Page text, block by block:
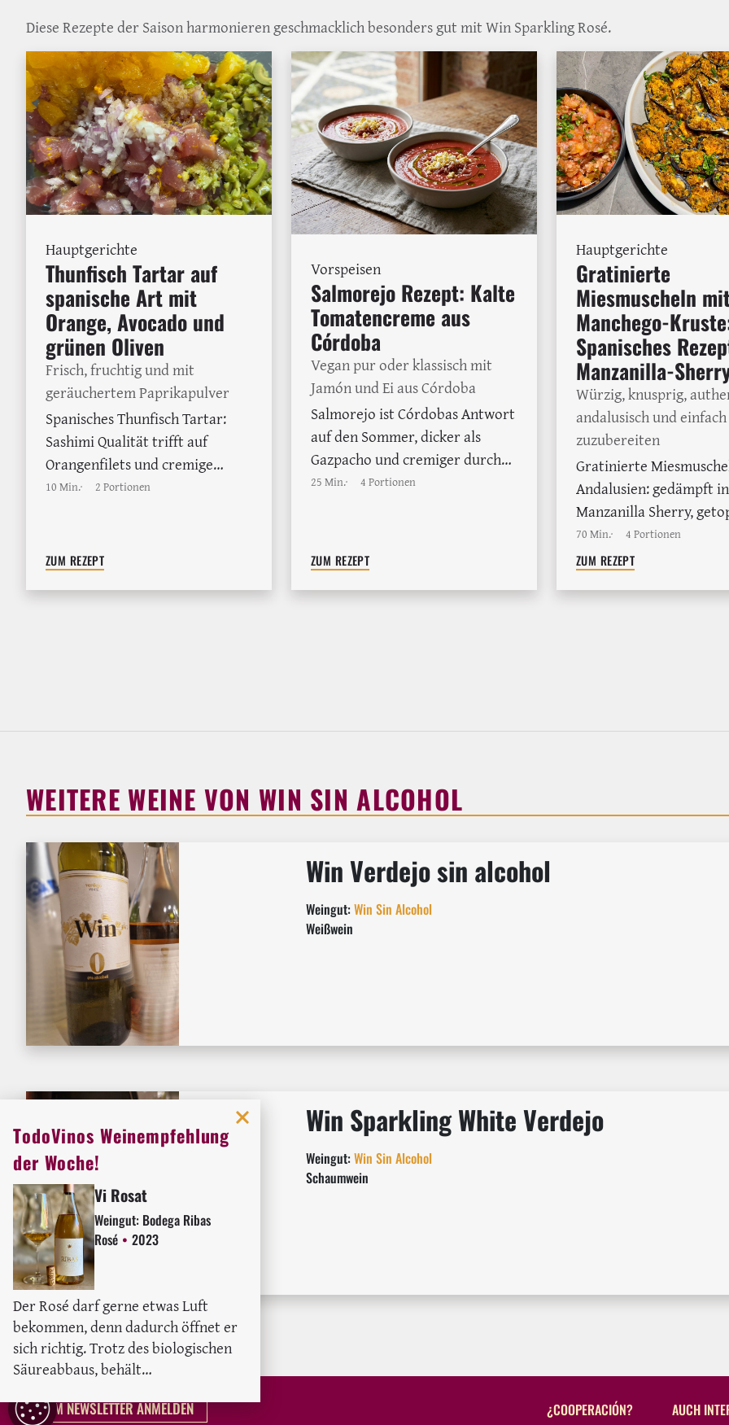
COOKIE
EINSTELLUNGEN
Diese Rezepte der Saison harmonieren geschmacklich besonders gut mit Win Sparkling Rosé.
Hauptgerichte
Thunfisch Tartar auf
spanische Art mit
Orange, Avocado und
grünen Oliven
Frisch, fruchtig und mit
geräuchertem Paprikapulver
Spanisches Thunfisch Tartar:
Sashimi Qualität trifft auf
Orangenfilets und cremige
Avocado. Das komplette Rezept
Nachkochen
10 Min. 2 Portionen
ZUM REZEPT
Vorspeisen
Salmorejo Rezept: Kalte
Tomatencreme aus
Córdoba
Vegan pur oder klassisch mit
Jamón und Ei aus Córdoba
Salmorejo ist Córdobas Antwort
auf den Sommer, dicker als
Gazpacho und cremiger durch
Weißbrot. Vegan pur oder
trockenem Sherry bis frischem
Verdejo aus Rueda.
25 Min. 4 Portionen
ZUM REZEPT
Hauptgerichte
Gratinierte
Miesmuscheln
Manchego-
Spanisches
Manzanilla-
Würzig, knusprig,
andalusisch und einfach
zuzubereiten
Gratinierte
Andalusien: gedämpft in
Manzanilla Sherry,
knuspriger Manchego
Kruste. Perfekt als
und Tipps.
70 Min. 4 Portionen
ZUM REZEPT
WEITERE WEINE VON WIN SIN ALCOHOL
Win Verdejo sin alcohol
Weingut:Win Sin Alcohol
Weißwein
Win Sparkling White Verdejo
Weingut:Win Sin Alcohol
Schaumwein
ZUM NEWSLETTER ANMELDEN ¿COOPERACIÓN? AUCH
TodoVinos Weinempfehlung
der Woche!
Vi Rosat
Weingut: Bodega Ribas
Rosé
2023
Der Rosé darf gerne etwas Luft
bekommen, denn dadurch öffnet er
sich richtig. Trotz des biologischen
Säureabbaus, behält…